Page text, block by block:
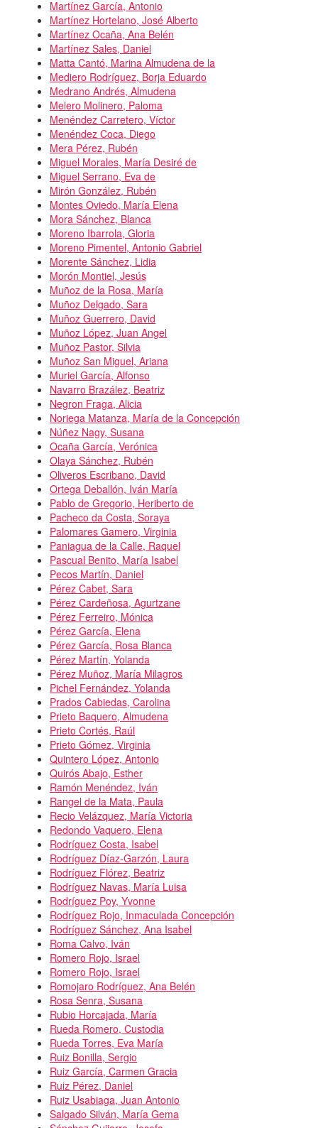
Martínez García, Antonio
Martínez Hortelano, José Alberto
Martínez Ocaña, Ana Belén
Martínez Sales, Daniel
Matta Cantó, Marina Almudena de la
Mediero Rodríguez, Borja Eduardo
Medrano Andrés, Almudena
Melero Molinero, Paloma
Menéndez Carretero, Víctor
Menéndez Coca, Diego
Mera Pérez, Rubén
Miguel Morales, María Desiré de
Miguel Serrano, Eva de
Mirón González, Rubén
Montes Oviedo, María Elena
Mora Sánchez, Blanca
Moreno Ibarrola, Gloria
Moreno Pimentel, Antonio Gabriel
Morente Sánchez, Lidia
Morón Montiel, Jesús
Muñoz de la Rosa, María
Muñoz Delgado, Sara
Muñoz Guerrero, David
Muñoz López, Juan Angel
Muñoz Pastor, Silvia
Muñoz San Miguel, Ariana
Muriel García, Alfonso
Navarro Brazález, Beatriz
Negron Fraga, Alicia
Noriega Matanza, María de la Concepción
Núñez Nagy, Susana
Ocaña García, Verónica
Olaya Sánchez, Rubén
Oliveros Escribano, David
Ortega Deballón, Iván María
Pablo de Gregorio, Heriberto de
Pacheco da Costa, Soraya
Palomares Gamero, Virginia
Paniagua de la Calle, Raquel
Pascual Benito, María Isabel
Pecos Martín, Daniel
Pérez Cabet, Sara
Pérez Cardeñosa, Agurtzane
Pérez Ferreiro, Mónica
Pérez García, Elena
Pérez García, Rosa Blanca
Pérez Martín, Yolanda
Pérez Muñoz, María Milagros
Pichel Fernández, Yolanda
Prados Cabiedas, Carolina
Prieto Baquero, Almudena
Prieto Cortés, Raúl
Prieto Gómez, Virginia
Quintero López, Antonio
Quirós Abajo, Esther
Ramón Menéndez, Iván
Rangel de la Mata, Paula
Recio Velázquez, María Victoria
Redondo Vaquero, Elena
Rodríguez Costa, Isabel
Rodríguez Díaz-Garzón, Laura
Rodríguez Flórez, Beatriz
Rodríguez Navas, María Luisa
Rodríguez Poy, Yvonne
Rodríguez Rojo, Inmaculada Concepción
Rodríguez Sánchez, Ana Isabel
Roma Calvo, Iván
Romero Rojo, Israel
Romero Rojo, Israel
Romojaro Rodríguez, Ana Belén
Rosa Senra, Susana
Rubio Horcajada, María
Rueda Romero, Custodia
Rueda Torres, Eva María
Ruiz Bonilla, Sergio
Ruiz García, Carmen Gracia
Ruiz Pérez, Daniel
Ruiz Usabiaga, Juan Antonio
Salgado Silván, María Gema